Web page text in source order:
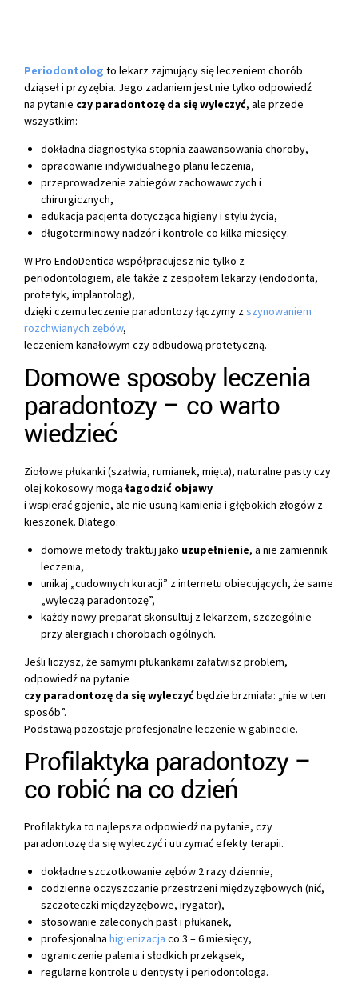
Periodontolog to lekarz zajmujący się leczeniem chorób
dziąseł i przyzębia. Jego zadaniem jest nie tylko odpowiedź
na pytanie czy paradontozę da się wyleczyć, ale przede
wszystkim:
dokładna diagnostyka stopnia zaawansowania choroby,
opracowanie indywidualnego planu leczenia,
przeprowadzenie zabiegów zachowawczych i
chirurgicznych,
edukacja pacjenta dotycząca higieny i stylu życia,
długoterminowy nadzór i kontrole co kilka miesięcy.
W Pro EndoDentica współpracujesz nie tylko z
periodontologiem, ale także z zespołem lekarzy (endodonta,
protetyk, implantolog),
dzięki czemu leczenie paradontozy łączymy zszynowaniem
rozchwianych zębów,
leczeniem kanałowym czy odbudową protetyczną.
Domowe sposoby leczenia
paradontozy – co warto
wiedzieć
Ziołowe płukanki (szałwia, rumianek, mięta), naturalne pasty czy
olej kokosowy mogąłagodzić objawy
i wspierać gojenie, ale nie usuną kamienia i głębokich złogów z
kieszonek. Dlatego:
domowe metody traktuj jako uzupełnienie, a nie zamiennik
leczenia,
unikaj „cudownych kuracji” z internetu obiecujących, że same
„wyleczą paradontozę”,
każdy nowy preparat skonsultuj z lekarzem, szczególnie
przy alergiach i chorobach ogólnych.
Jeśli liczysz, że samymi płukankami załatwisz problem,
odpowiedź na pytanie
czy paradontozę da się wyleczyćbędzie brzmiała: „nie w ten
sposób”.
Podstawą pozostaje profesjonalne leczenie w gabinecie.
Profilaktyka paradontozy –
co robić na co dzień
Profilaktyka to najlepsza odpowiedź na pytanie, czy
paradontozę da się wyleczyć i utrzymać efekty terapii.
dokładne szczotkowanie zębów 2 razy dziennie,
codzienne oczyszczanie przestrzeni międzyzębowych (nić,
szczoteczki międzyzębowe, irygator),
stosowanie zaleconych past i płukanek,
profesjonalna higienizacja co 3 – 6 miesięcy,
ograniczenie palenia i słodkich przekąsek,
regularne kontrole u dentysty i periodontologa.